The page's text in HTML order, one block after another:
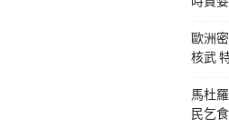
歐洲
核武
馬杜
民乞